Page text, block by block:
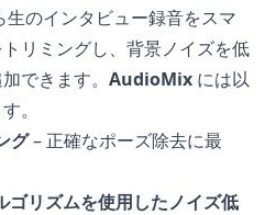
生のインタビュー録音をスマ
リミングし、背景ノイズを低
できます。 AudioMix には以
。
グ– 正確なポーズ除去に最
リズムを使用したノイズ低